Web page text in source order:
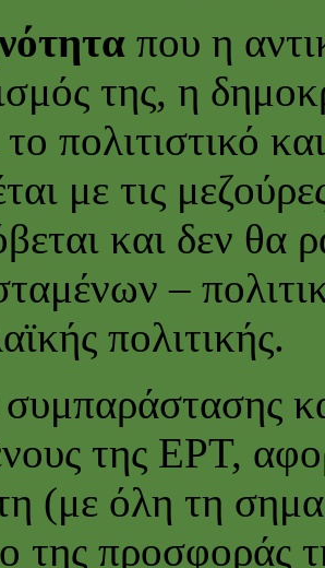
που η
της, η
το πολιτιστικό
με τις
και δεν θα
–
πολιτικής.
συμπαράστασης
της ΕΡΤ,
(με όλη τη
της προσφοράς